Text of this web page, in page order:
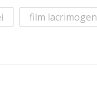
film lacrimogen